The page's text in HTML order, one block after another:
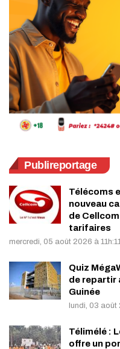
Publireportage
Télécoms
nouveau
de
tarifaires
mercredi, 05 août 2026 à 11h:11
Quiz
de repartir
Guinée
lundi, 03 août
Télimélé :
offre un